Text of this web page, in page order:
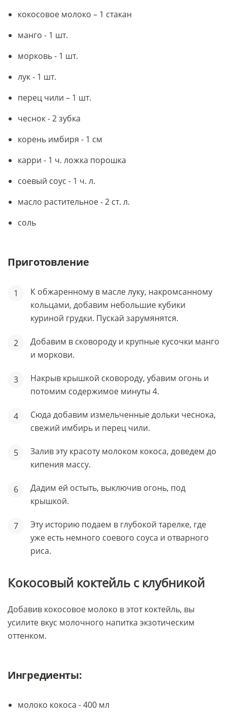
кокосовое молоко – 1 стакан
манго - 1 шт.
морковь - 1 шт.
лук - 1 шт.
перец чили – 1 шт.
чеснок - 2 зубка
корень имбиря - 1 см
карри - 1 ч. ложка порошка
соевый соус - 1 ч. л.
масло растительное - 2 ст. л.
соль
Приготовление
К обжаренному в масле луку, накромсанному
кольцами, добавим небольшие кубики
куриной грудки. Пускай зарумянятся.
Добавим в сковороду и крупные кусочки манго
и моркови.
Накрыв крышкой сковороду, убавим огонь и
потомим содержимое минуты 4.
Сюда добавим измельченные дольки чеснока,
свежий имбирь и перец чили.
Залив эту красоту молоком кокоса, доведем до
кипения массу.
Дадим ей остыть, выключив огонь, под
крышкой.
Эту историю подаем в глубокой тарелке, где
уже есть немного соевого соуса и отварного
риса.
Кокосовый коктейль с клубникой
Добавив кокосовое молоко в этот коктейль, вы
усилите вкус молочного напитка экзотическим
оттенком.
Ингредиенты:
молоко кокоса - 400 мл